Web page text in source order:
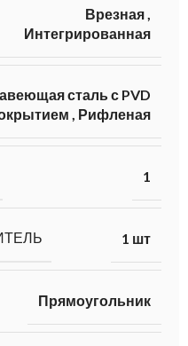
Врезная,
Интегрированная
сталь с PVD
, Рифленая
1
1 шт
Прямоугольник